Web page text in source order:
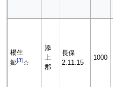
楊生
郷[3]☆
添
上
郡
長保
2.11.15
1000